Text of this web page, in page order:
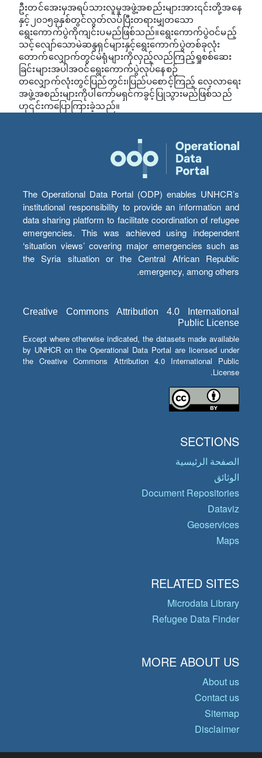
ဦးတင်အေးမှအရပ်သားလူမှုအဖွဲ့အစည်းများအား၎င်းတို့အနေ
နှင့်၂၀၁၅ခုနှစ်တွင်လွတ်လပ်ပြီးတရားမျှတသော
ရွေးကောက်ပွဲကိုကျင်းပမည်ဖြစ်သည်။ရွေးကောက်ပွဲဝင်မည့်
သင့်လျော်သောမဲဆန္ဒရှင်များနှင့်ရွေးကောက်ပွဲတစ်ခုလုံး
တောက်လျှောက်တွင်မဲရုံများကိုလှည့်လည်ကြည့်ရှုစစ်ဆေး
ခြင်းများအပါအဝင်ရွေးကောက်ပွဲလုပ်နေစဉ်
တလျှောက်လုံးတွင်ပြည်တွင်း၊ပြည်ပစောင့်ကြည့် လေ့လာရေး
အဖွဲ့အစည်းများကိုပါကော်မရှင်ကခွင့်ပြုသွားမည်ဖြစ်သည်
ဟု၎င်းကပြောကြားခဲ့သည်။
The Operational Data Portal (ODP) enables UNHCR’s
institutional responsibility to provide an information and
data sharing platform to facilitate coordination of refugee
emergencies. This was achieved using independent
‘situation views’ covering major emergencies such as
the Syria situation or the Central African Republic
emergency, among others.
Creative Commons Attribution 4.0 International
Public License
Except where otherwise indicated, the datasets made available
by UNHCR on the Operational Data Portal are licensed under
the Creative Commons Attribution 4.0 International Public
License.
SECTIONS
الصفحة الرئيسية
الوثائق
Document Repositories
Dataviz
Geoservices
Maps
RELATED SITES
Microdata Library
Refugee Data Finder
MORE ABOUT US
About us
Contact us
Sitemap
Disclaimer